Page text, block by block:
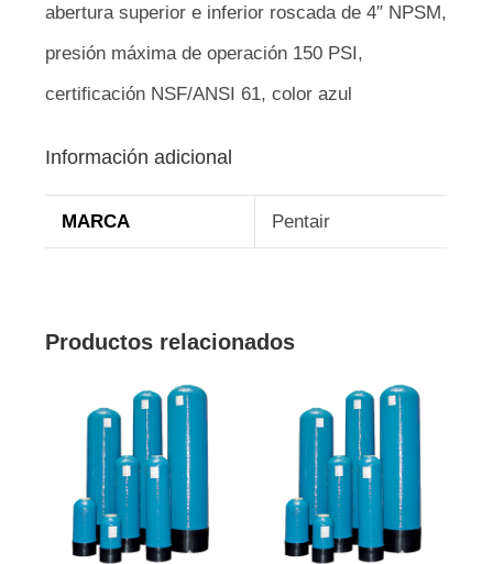
abertura superior e inferior roscada de 4″ NPSM,
presión máxima de operación 150 PSI,
certificación NSF/ANSI 61, color azul
Información adicional
MARCA Pentair
Productos relacionados